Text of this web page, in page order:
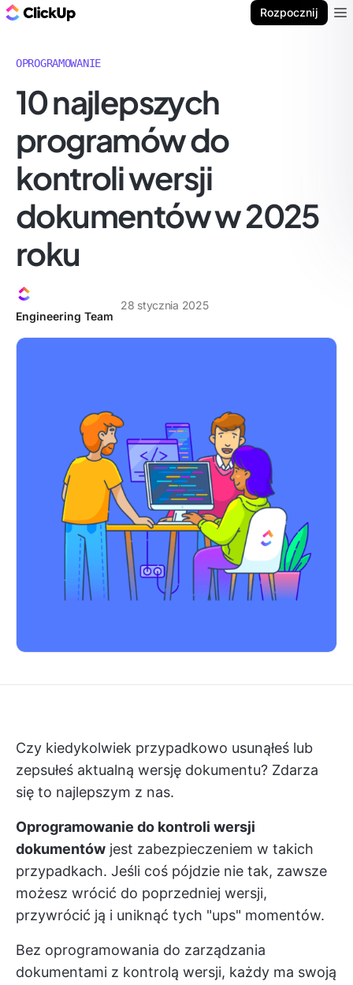
Rozpocznij
OPROGRAMOWANIE
10 najlepszych
programów do
kontroli wersji
dokumentów w 2025
roku
Engineering Team
28 stycznia 2025
Czy kiedykolwiek przypadkowo usunąłeś lub
zepsułeś aktualną wersję dokumentu? Zdarza
się to najlepszym z nas.
Oprogramowanie do kontroli wersji
dokumentów jest zabezpieczeniem w takich
przypadkach. Jeśli coś pójdzie nie tak, zawsze
możesz wrócić do poprzedniej wersji,
przywrócić ją i uniknąć tych "ups" momentów.
Bez oprogramowania do zarządzania
dokumentami z kontrolą wersji, każdy ma swoją